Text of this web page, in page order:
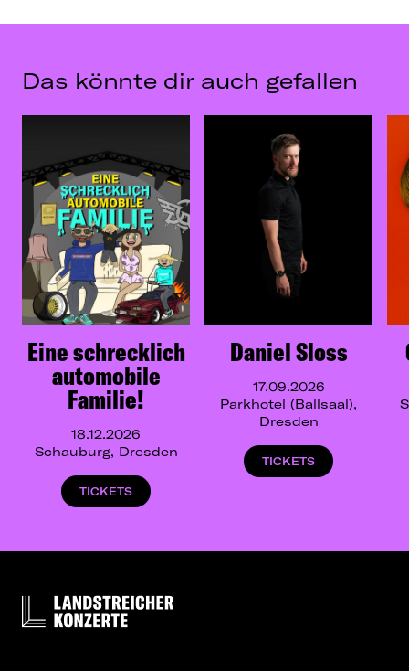
Das könnte dir auch gefallen
Eine schrecklich
automobile
Familie!
18.12.2026
Schauburg, Dresden
TICKETS
Daniel Sloss
17.09.2026
Parkhotel (Ballsaal),
Dresden
TICKETS